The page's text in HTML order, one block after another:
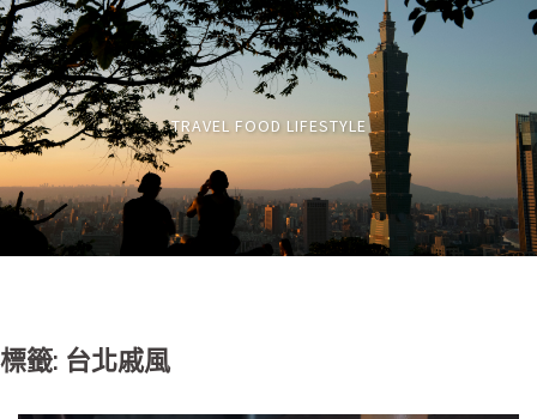
TRAVEL FOOD LIFESTYLE
標籤: 台北戚風